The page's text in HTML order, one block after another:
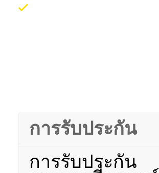
การรับประกัน
การรับประกัน